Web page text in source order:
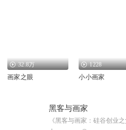
32.8万
画家之眼
1228
小小画家
黑客与画家